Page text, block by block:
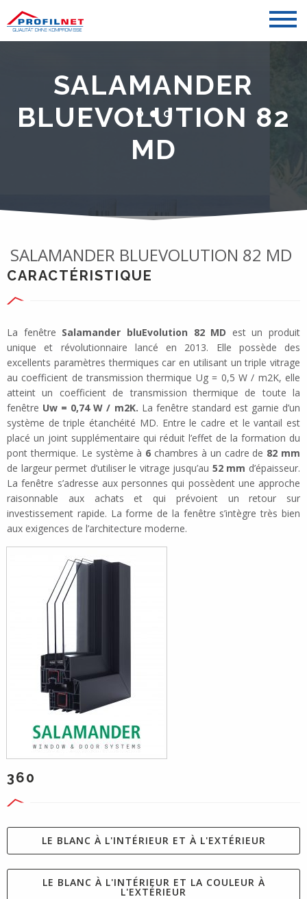
SALAMANDER
BLUEVOLUTION 82
MD
SALAMANDER BLUEVOLUTION 82 MD
CARACTÉRISTIQUE
La fenêtre Salamander bluEvolution 82 MD est un produit
unique et révolutionnaire lancé en 2013. Elle possède des
excellents paramètres thermiques car en utilisant un triple vitrage
au coefficient de transmission thermique Ug = 0,5 W / m2K, elle
atteint un coefficient de transmission thermique de toute la
fenêtre Uw = 0,74 W / m2K. La fenêtre standard est garnie d’un
système de triple étanchéité MD. Entre le cadre et le vantail est
placé un joint supplémentaire qui réduit l’effet de la formation du
pont thermique. Le système à 6 chambres à un cadre de 82 mm
de largeur permet d’utiliser le vitrage jusqu’au 52 mm d’épaisseur.
La fenêtre s’adresse aux personnes qui possèdent une approche
raisonnable aux achats et qui prévoient un retour sur
investissement rapide. La forme de la fenêtre s’intègre très bien
aux exigences de l’architecture moderne.
360
LE BLANC À L'INTÉRIEUR ET À L'EXTÉRIEUR
LE BLANC À L'INTÉRIEUR ET LA COULEUR À
L'EXTÉRIEUR